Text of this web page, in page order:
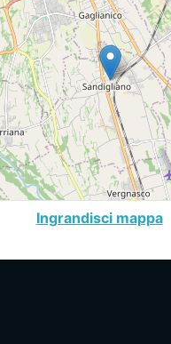
Ingrandisci mappa